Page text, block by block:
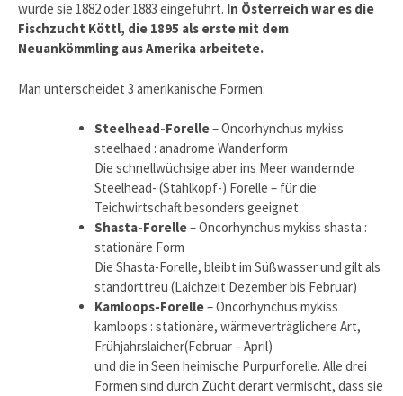
wurde sie 1882 oder 1883 eingeführt. In Österreich war es die
Fischzucht Köttl, die 1895 als erste mit dem
Neuankömmling aus Amerika arbeitete.
Man unterscheidet 3 amerikanische Formen:
Steelhead-Forelle– Oncorhynchus mykiss
steelhaed : anadrome Wanderform
Die schnellwüchsige aber ins Meer wandernde
Steelhead- (Stahlkopf-) Forelle – für die
Teichwirtschaft besonders geeignet.
Shasta-Forelle– Oncorhynchus mykiss shasta :
stationäre Form
Die Shasta-Forelle, bleibt im Süßwasser und gilt als
standorttreu (Laichzeit Dezember bis Februar)
Kamloops-Forelle– Oncorhynchus mykiss
kamloops : stationäre, wärmeverträglichere Art,
Frühjahrslaicher(Februar – April)
und die in Seen heimische Purpurforelle. Alle drei
Formen sind durch Zucht derart vermischt, dass sie